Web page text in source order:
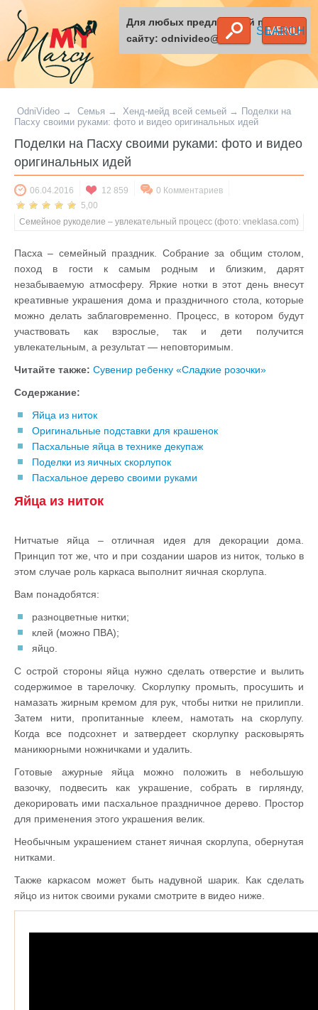
MENU
SEARCH
OdniVideo → Семья → Хенд-мейд всей семьей → Поделки на
Пасху своими руками: фото и видео оригинальных идей
Поделки на Пасху своими руками: фото и видео
оригинальных идей
06.04.2016 12 859
0 Комментариев
5,00
Семейное рукоделие – увлекательный процесс (фото: vneklasa.com)
Пасха – семейный праздник. Собрание за общим столом,
поход в гости к самым родным и близким, дарят
незабываемую атмосферу. Яркие нотки в этот день внесут
креативные украшения дома и праздничного стола, которые
можно делать заблаговременно. Процесс, в котором будут
участвовать как взрослые, так и дети получится
увлекательным, а результат — неповторимым.
Читайте также: Сувенир ребенку «Сладкие розочки»
Содержание:
Яйца из ниток
Оригинальные подставки для крашенок
Пасхальные яйца в технике декупаж
Поделки из яичных скорлупок
Пасхальное дерево своими руками
Яйца из ниток
Нитчатые яйца – отличная идея для декорации дома.
Принцип тот же, что и при создании шаров из ниток, только в
этом случае роль каркаса выполнит яичная скорлупа.
Вам понадобятся:
разноцветные нитки;
клей (можно ПВА);
яйцо.
С острой стороны яйца нужно сделать отверстие и вылить
содержимое в тарелочку. Скорлупку промыть, просушить и
намазать жирным кремом для рук, чтобы нитки не прилипли.
Затем нити, пропитанные клеем, намотать на скорлупу.
Когда все подсохнет и затвердеет скорлупку расковырять
маникюрными ножничками и удалить.
Готовые ажурные яйца можно положить в небольшую
вазочку, подвесить как украшение, собрать в гирлянду,
декорировать ими пасхальное праздничное дерево. Простор
для применения этого украшения велик.
Необычным украшением станет яичная скорлупа, обернутая
нитками.
Также каркасом может быть надувной шарик. Как сделать
яйцо из ниток своими руками смотрите в видео ниже.
Для любых предложений по
сайту: odnivideo@cp9.ru